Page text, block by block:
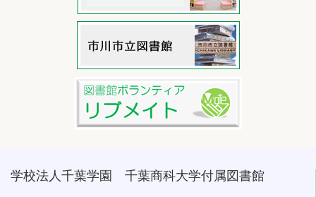
学校法人千葉学園 千葉商科大学付属図書館